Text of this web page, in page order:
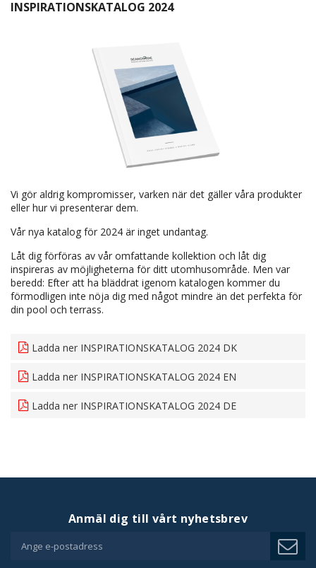
INSPIRATIONSKATALOG 2024
Vi gör aldrig kompromisser, varken när det gäller våra produkter
eller hur vi presenterar dem.
Vår nya katalog för 2024 är inget undantag.
Låt dig förföras av vår omfattande kollektion och låt dig
inspireras av möjligheterna för ditt utomhusområde. Men var
beredd: Efter att ha bläddrat igenom katalogen kommer du
förmodligen inte nöja dig med något mindre än det perfekta för
din pool och terrass.
Ladda ner INSPIRATIONSKATALOG 2024 DK
Ladda ner INSPIRATIONSKATALOG 2024 EN
Ladda ner INSPIRATIONSKATALOG 2024 DE
Anmäl dig till vårt nyhetsbrev